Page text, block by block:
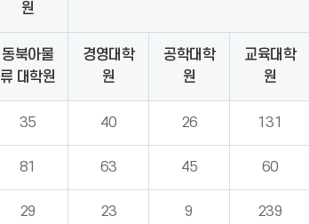
원
동북아물
류 대학원
경영대학
원
공학대학
원
교육대학
원
35 40 26 131
81 63 45 60
29 23 9 239